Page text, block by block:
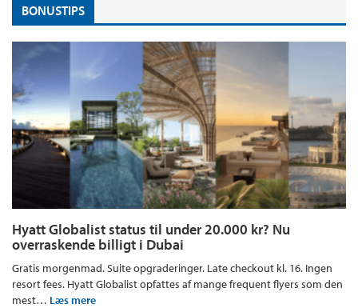
BONUSTIPS
Hyatt Globalist status til under 20.000 kr? Nu
overraskende billigt i Dubai
Gratis morgenmad. Suite opgraderinger. Late checkout kl. 16. Ingen
resort fees. Hyatt Globalist opfattes af mange frequent flyers som den
mest… Læs mere